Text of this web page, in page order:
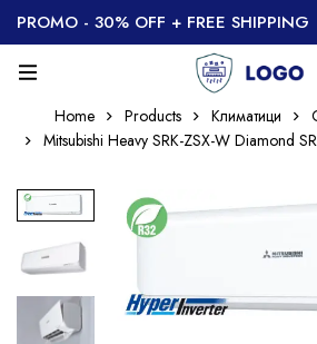
PROMO - 30% OFF + FREE SHIPPING
Home Products Климатици
Mitsubishi Heavy SRK-ZSX-W Diamond